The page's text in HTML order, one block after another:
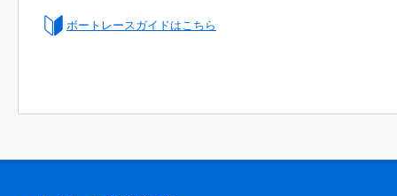
ボートレースガイドはこちら